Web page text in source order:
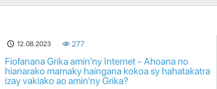
12.08.2023 277
Fiofanana Grika amin'ny Internet - Ahoana no
hianarako mamaky haingana kokoa sy hahatakatra
izay vakiako ao amin'ny Grika?